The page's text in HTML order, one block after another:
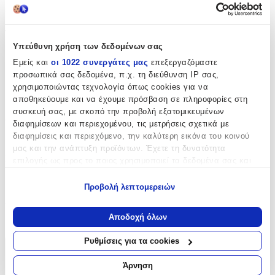
Υπεύθυνη χρήση των δεδομένων σας
Εμείς και οι 1022 συνεργάτες μας επεξεργαζόμαστε
προσωπικά σας δεδομένα, π.χ. τη διεύθυνση IP σας,
χρησιμοποιώντας τεχνολογία όπως cookies για να
αποθηκεύουμε και να έχουμε πρόσβαση σε πληροφορίες στη
συσκευή σας, με σκοπό την προβολή εξατομικευμένων
διαφημίσεων και περιεχομένου, τις μετρήσεις σχετικά με
διαφημίσεις και περιεχόμενο, την καλύτερη εικόνα του κοινού
μας και την ανάπτυξη προϊόντων. Έχετε τη δυνατότητα
Να συλλέξουμε πληροφορίες σχετικά με τη γεωγραφική
σας τοποθεσία, οι οποίες μπορεί να είναι ακριβείς σε
απόσταση μερικών μέτρων
Να αναγνωρίσουμε τη συσκευή σας σαρώνοντας ενεργά
για συγκεκριμένα χαρακτηριστικά (δακτυλικό αποτύπωμα)
Προβολή λεπτομερειών
Αποδοχή όλων
Ρυθμίσεις για τα cookies
Άρνηση
Χαρακτηριστικά
Μπρελόκ
με Led:
Όχι
Χειροποίητο:
Όχι
Χαρακτηριστικά